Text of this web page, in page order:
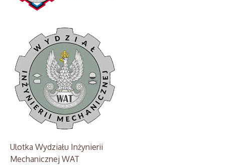
Ulotka Wydziału Inżynierii
Mechanicznej WAT